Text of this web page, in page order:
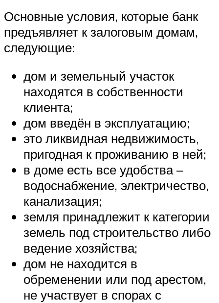
Основные условия, которые банк
предъявляет к залоговым домам,
следующие:
дом и земельный участок
находятся в собственности
клиента;
дом введён в эксплуатацию;
это ликвидная недвижимость,
пригодная к проживанию в ней;
в доме есть все удобства –
водоснабжение, электричество,
канализация;
земля принадлежит к категории
земель под строительство либо
ведение хозяйства;
дом не находится в
обременении или под арестом,
не участвует в спорах с